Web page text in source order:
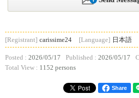
[Registrant] carissime24 [Language] 日本語
Posted : 2026/05/17 Published : 2026/05/17
Total View : 1152 persons
Share